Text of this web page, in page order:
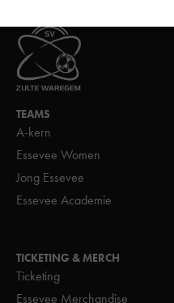
TEAMS
A-kern
Essevee Women
Jong Essevee
Essevee Academie
TICKETING & MERCH
Ticketing
Essevee Merchandise